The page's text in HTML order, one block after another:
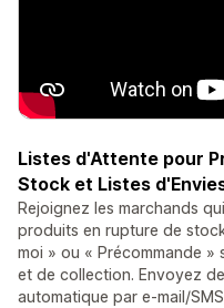
Listes d'Attente pour
Stock et Listes
Rejoignez les marchands
produits en rupture de
moi » ou « Précommande
et de collection. Envoyez
automatique par e-mail/